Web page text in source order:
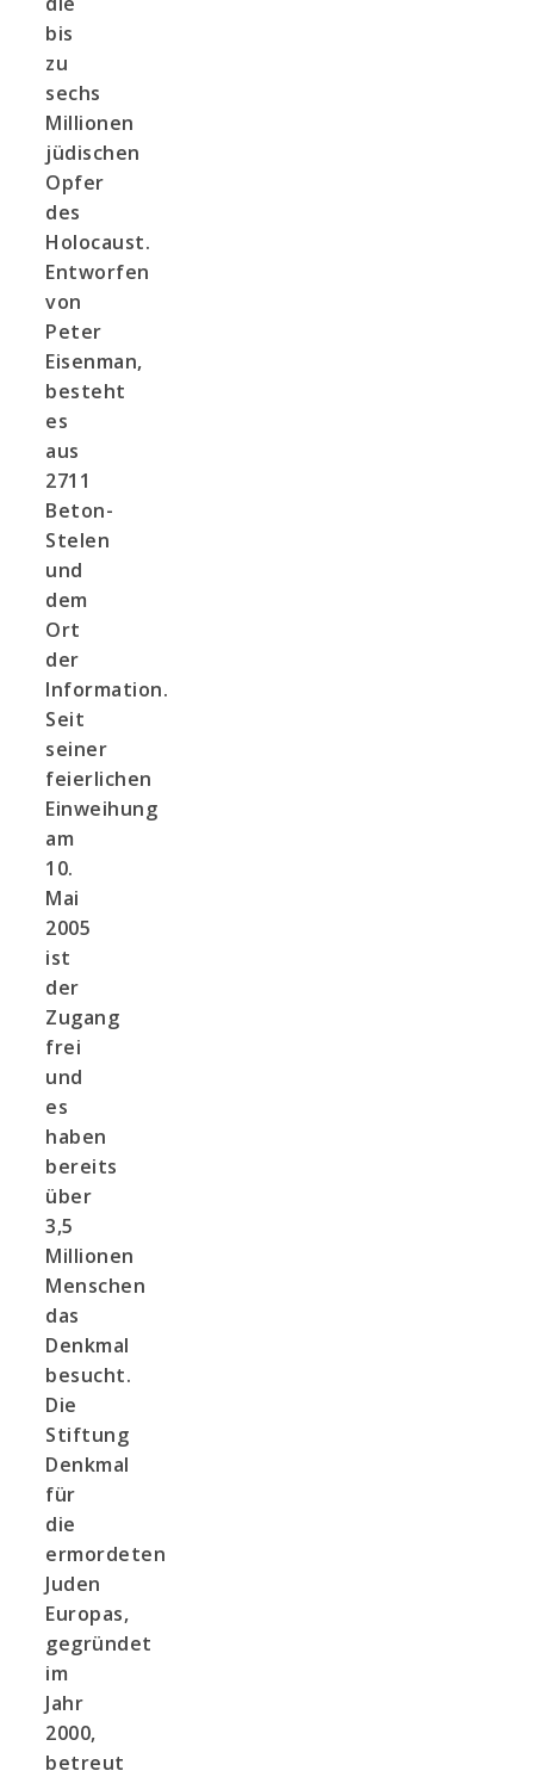
bis
zu
sechs
Millionen
jüdischen
Opfer
des
Holocaust.
Entworfen
von
Peter
Eisenman,
besteht
es
aus
2711
Beton-
Stelen
und
dem
Ort
der
Information.
Seit
seiner
feierlichen
Einweihung
am
10.
Mai
2005
ist
der
Zugang
frei
und
es
haben
bereits
über
3,5
Millionen
Menschen
das
Denkmal
besucht.
Die
Stiftung
Denkmal
für
die
ermordeten
Juden
Europas,
gegründet
im
Jahr
2000,
betreut